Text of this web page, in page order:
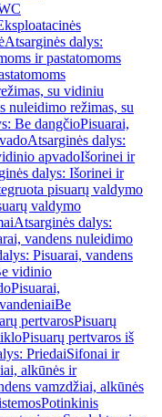
Atsarginės dalys:
ir pastatomoms
su vidiniu
nuleidimo režimas, su
Be dangčioPisuarai,
Atsarginės dalys:
apvadoIšorinei ir
dalys: Išorinei ir
pisuarų valdymo
valdymo
Atsarginės dalys:
vandens nuleidimo
Pisuarai, vandens
vidinio
Pisuarai,
Be
pertvarosPisuarų
Pisuarų pertvaros iš
PriedaiSifonai ir
alkūnės ir
vamzdžiai, alkūnės
Potinkinis